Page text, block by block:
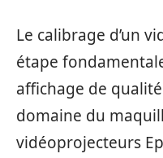
Le calibrage d’un
étape
affichage de
domaine du
vidéoprojecteurs